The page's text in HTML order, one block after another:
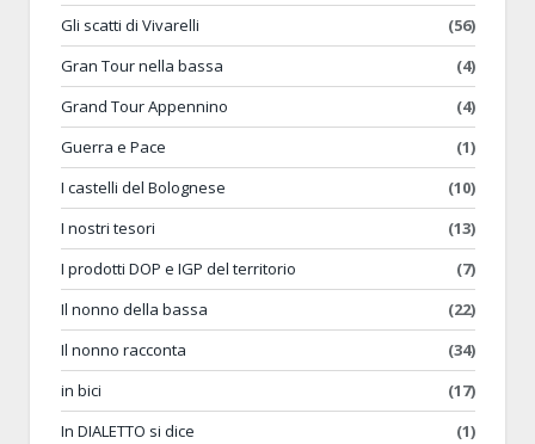
Gli scatti di Vivarelli
(56)
Gran Tour nella bassa
(4)
Grand Tour Appennino
(4)
Guerra e Pace
(1)
I castelli del Bolognese
(10)
I nostri tesori
(13)
I prodotti DOP e IGP del territorio
(7)
Il nonno della bassa
(22)
Il nonno racconta
(34)
in bici
(17)
In DIALETTO si dice
(1)